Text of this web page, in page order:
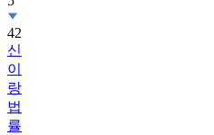
42
신
이
랑
법
률